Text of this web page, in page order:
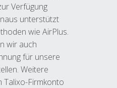
Verfügung
unterstützt
wie AirPlus.
wir auch
für unsere
Weitere
Talixo-Firmkonto